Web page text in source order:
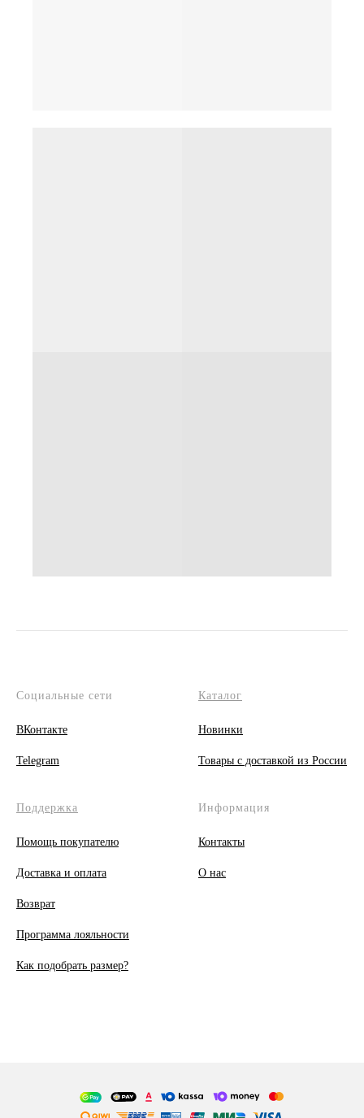
Социальные сети
ВКонтакте
Telegram
Каталог
Новинки
Товары с доставкой из России
Поддержка
Помощь покупателю
Доставка и оплата
Возврат
Программа лояльности
Как подобрать размер?
Информация
Контакты
О нас